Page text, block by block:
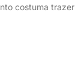
costuma trazer